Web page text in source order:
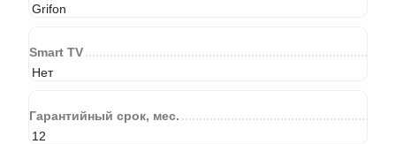
Grifon
Smart TV
Нет
Гарантийный срок, мес.
12